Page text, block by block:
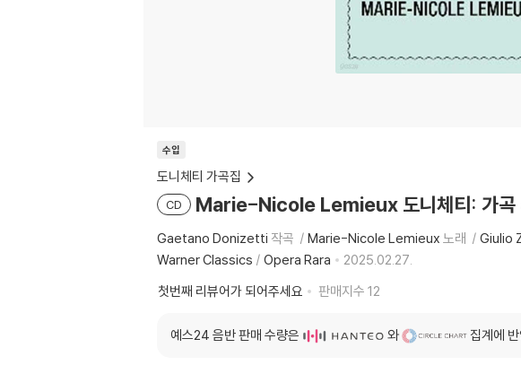
수입
도니체티 가곡집
CD Marie-Nicole Lemieux 도니체티: 가
Gaetano Donizetti 작곡 Marie-Nicole Lemieux 노래 Giulio
Warner Classics / Opera Rara
2025.02.27.
첫번째 리뷰어가 되어주세요
판매지수 12
예스24 음반 판매 수량은 와 집계에